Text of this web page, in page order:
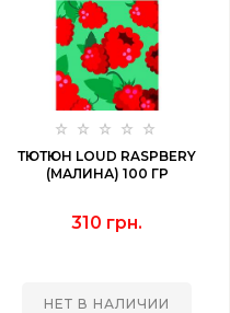
ТЮТЮН LOUD RASPBERY
(МАЛИНА) 100 ГР
310 грн.
НЕТ В НАЛИЧИИ